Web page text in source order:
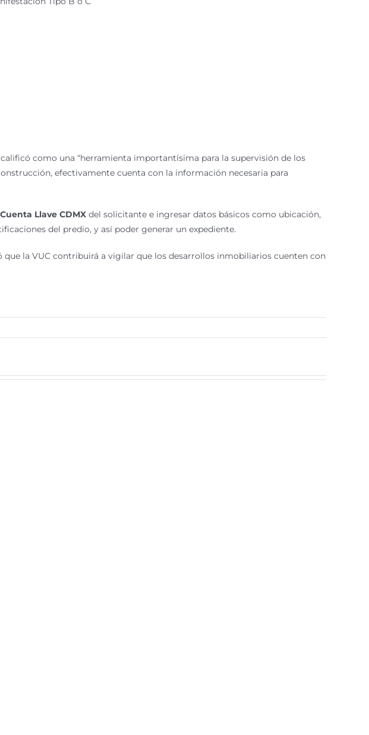
como una “herramienta importantísima para la supervisión de los
efectivamente cuenta con la información necesaria para
Cuenta Llave CDMX del solicitante e ingresar datos básicos como ubicación,
del predio, y así poder generar un expediente.
la VUC contribuirá a vigilar que los desarrollos inmobiliarios cuenten con